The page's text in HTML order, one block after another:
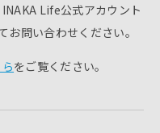
Life公式アカウント
お問い合わせください。
をご覧ください。